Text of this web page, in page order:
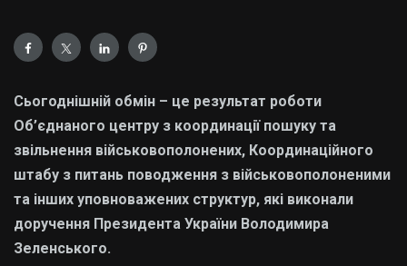
Сьогоднішній обмін – це результат роботи
Об’єднаного центру з координації пошуку та
звільнення військовополонених, Координаційного
штабу з питань поводження з військовополоненими
та інших уповноважених структур, які виконали
доручення Президента України Володимира
Зеленського.